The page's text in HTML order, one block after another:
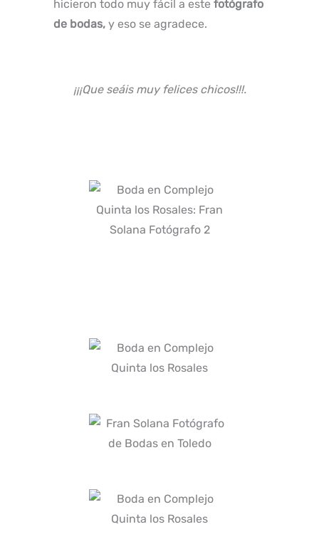
hicieron todo muy fácil a este fotógrafo
de bodas, y eso se agradece.
¡¡¡Que seáis muy felices chicos!!!.